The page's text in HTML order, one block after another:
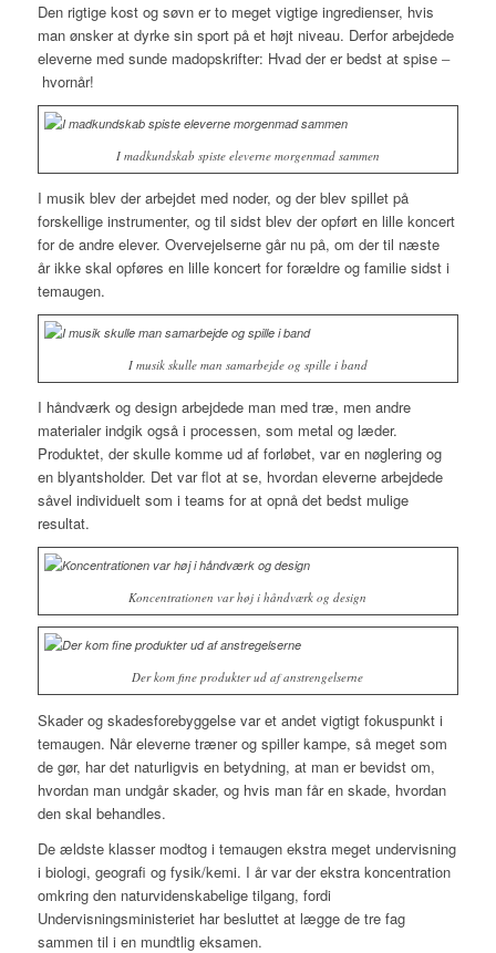
Den rigtige kost og søvn er to meget vigtige ingredienser, hvis
man ønsker at dyrke sin sport på et højt niveau. Derfor arbejdede
eleverne med sunde madopskrifter: Hvad der er bedst at spise –
hvornår!
I madkundskab spiste eleverne morgenmad sammen
I musik blev der arbejdet med noder, og der blev spillet på
forskellige instrumenter, og til sidst blev der opført en lille koncert
for de andre elever. Overvejelserne går nu på, om der til næste
år ikke skal opføres en lille koncert for forældre og familie sidst i
temaugen.
I musik skulle man samarbejde og spille i band
I håndværk og design arbejdede man med træ, men andre
materialer indgik også i processen, som metal og læder.
Produktet, der skulle komme ud af forløbet, var en nøglering og
en blyantsholder. Det var flot at se, hvordan eleverne arbejdede
såvel individuelt som i teams for at opnå det bedst mulige
resultat.
Koncentrationen var høj i håndværk og design
Der kom fine produkter ud af anstrengelserne
Skader og skadesforebyggelse var et andet vigtigt fokuspunkt i
temaugen. Når eleverne træner og spiller kampe, så meget som
de gør, har det naturligvis en betydning, at man er bevidst om,
hvordan man undgår skader, og hvis man får en skade, hvordan
den skal behandles.
De ældste klasser modtog i temaugen ekstra meget undervisning
i biologi, geografi og fysik/kemi. I år var der ekstra koncentration
omkring den naturvidenskabelige tilgang, fordi
Undervisningsministeriet har besluttet at lægge de tre fag
sammen til i en mundtlig eksamen.